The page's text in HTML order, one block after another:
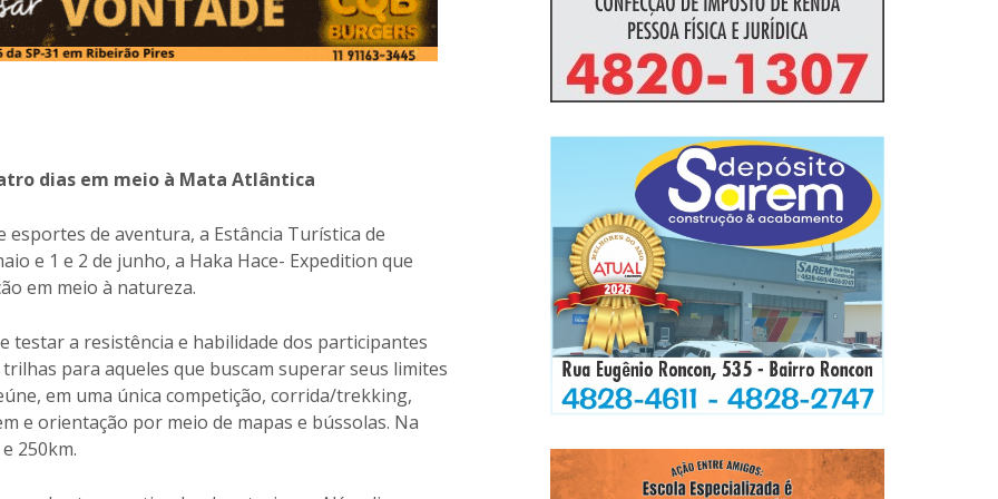
dias em meio à Mata Atlântica
esportes de aventura, a Estância Turística de
e 1 e 2 de junho, a Haka Hace- Expedition que
em meio à natureza.
testar a resistência e habilidade dos participantes
para aqueles que buscam superar seus limites
em uma única competição, corrida/trekking,
e orientação por meio de mapas e bússolas. Na
250km.